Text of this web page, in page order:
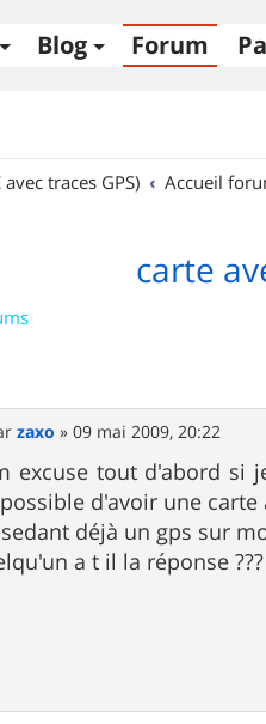
Blog Forum
avec traces GPS)
Accueil
carte
zaxo »09 mai 2009, 20:22
excuse tout d'abord si
d'avoir une
déjà un gps sur
a t il la réponse ???